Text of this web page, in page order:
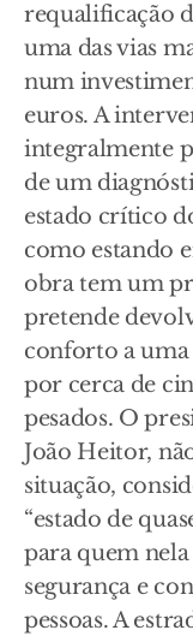
requalificação
uma das vias
num
euros. A
integralmente
de um
estado crítico
como estando
obra tem um
pretende
conforto a
por cerca de
pesados. O
João Heitor,
situação,
“estado de
para quem
segurança e
pessoas. A